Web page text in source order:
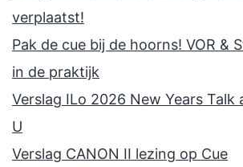
verplaatst!
Pak de cue bij de hoorns! VOR &
in de praktijk
Verslag ILo 2026 New Years Talk
U
Verslag CANON II lezing op Cue